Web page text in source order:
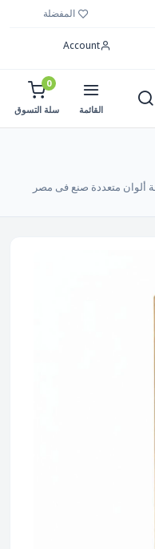
المفضلة
Account
القائمة
0
سلة التسوق